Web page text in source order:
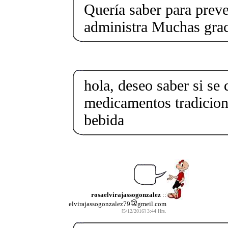
Quería saber para
administra Muchas
hola, deseo saber si se
medicamentos
bebida
rosaelvirajassogonzalez::
elvirajassogonzalez79
gmeil.com
[5/12/2016] 3:44 Hrs.